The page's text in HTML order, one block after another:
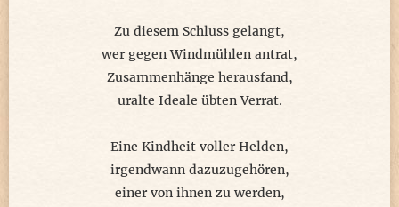
Zu diesem Schluss gelangt,
wer gegen Windmühlen antrat,
Zusammenhänge herausfand,
uralte Ideale übten Verrat.
Eine Kindheit voller Helden,
irgendwann dazuzugehören,
einer von ihnen zu werden,